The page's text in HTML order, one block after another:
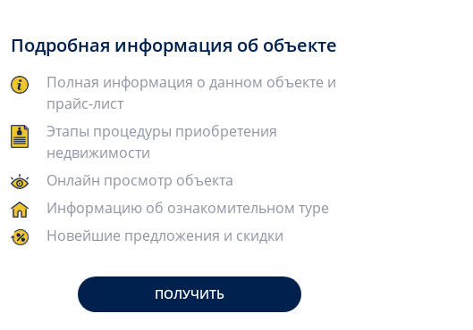
Подробная информация об объекте
Полная информация о данном объекте и
прайс-лист
Этапы процедуры приобретения
недвижимости
Онлайн просмотр объекта
Информацию об ознакомительном туре
Новейшие предложения и скидки
ПОЛУЧИТЬ